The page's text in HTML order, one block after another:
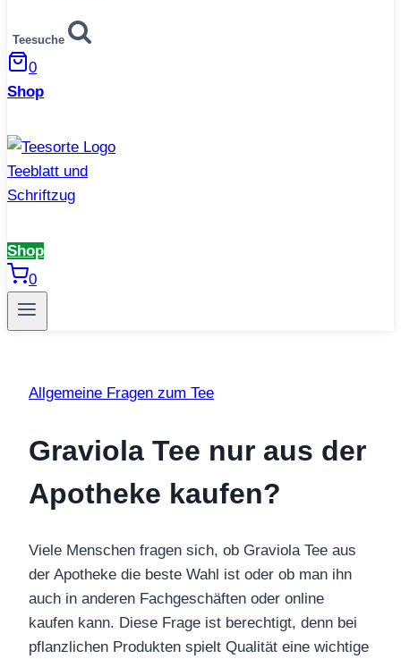
Teesuche
0
Shop
Shop
0
Allgemeine Fragen zum Tee
Graviola Tee nur aus der
Apotheke kaufen?
Viele Menschen fragen sich, ob Graviola Tee aus
der Apotheke die beste Wahl ist oder ob man ihn
auch in anderen Fachgeschäften oder online
kaufen kann. Diese Frage ist berechtigt, denn bei
pflanzlichen Produkten spielt Qualität eine wichtige